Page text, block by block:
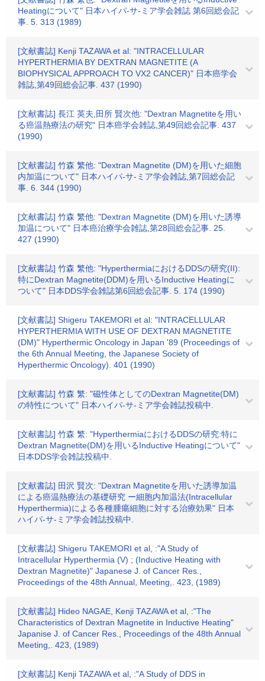
Heatingについて" 日本ハイパ-サ-ミア学会雑誌 第6回総会記
事. 5. 313 (1989)
[文献書誌] Kenji TAZAWA et al: "INTRACELLULAR
HYPERTHERMIA BY DEXTRAN MAGNETITE (A
BIOPHYSICAL APPROACH TO VX2 CANCER)" 日本癌学会
雑誌,第49回総会記事. 437 (1990)
[文献書誌] 長江 英夫,田所 賢次他: "Dextran Magnetiteを用い
る癌温熱療法の研究" 日本癌学会雑誌,第49回総会記事. 437
(1990)
[文献書誌] 竹森 繁他: "Dextran Magnetite (DM)を用いた細胞
内加温について" 日本ハイパ-サ-ミア学会雑誌,第7回総会記
事. 6. 344 (1990)
[文献書誌] 竹森 繁他: "Dextran Magnetite (DM)を用いた誘導
加温について" 日本癌治療学会雑誌,第28回総会記事. 25.
427 (1990)
[文献書誌] 竹森 繁他: "HyperthermiaにおけるDDSの研究(II):
特にDextran Magnetite(DDM)を用いるInductive Heatingに
ついて" 日本DDS学会雑誌第6回総会記事. 5. 174 (1990)
[文献書誌] Shigeru TAKEMORI et al: "INTRACELLULAR
HYPERTHERMIA WITH USE OF DEXTRAN MAGNETITE
(DM)" Hyperthermic Oncology in Japan '89 (Proceedings of
the 6th Annual Meeting, the Japanese Society of
Hyperthermic Oncology). 401 (1990)
[文献書誌] 竹森 繁: "磁性体としてのDextran Magnetite(DM)
の特性について" 日本ハイパ-サ-ミア学会雑誌投稿中.
[文献書誌] 竹森 繁: "HyperthermiaにおけるDDSの研究:特に
Dextran Magnetite(DM)を用いるInductive Heatingについて"
日本DDS学会雑誌投稿中.
[文献書誌] 田沢 賢次: "Dextran Magnetiteを用いた誘導加温
による癌温熱療法の基礎研究 ー細胞内加温法(Intracellular
Hyperthermia)による各種腫瘍細胞に対する治療効果" 日本
ハイパ-サ-ミア学会雑誌投稿中.
[文献書誌] Shigeru TAKEMORI et al, :"A Study of
Intracellular Hyperthermia (V) ; (Inductive Heating with
Dextran Magnetite)" Japanese J. of Cancer Res.,
Proceedings of the 48th Annual, Meeting,. 423, (1989)
[文献書誌] Hideo NAGAE, Kenji TAZAWA et al, :"The
Characteristics of Dextran Magnetite in Inductive Heating"
Japanise J. of Cancer Res., Proceedings of the 48th Annual
Meeting,. 423, (1989)
[文献書誌] Kenji TAZAWA et al, :"A Study of DDS in